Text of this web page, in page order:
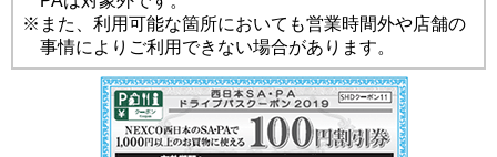
※また、利用可能な箇所においても営業時間外や店舗の
事情によりご利用できない場合があります。